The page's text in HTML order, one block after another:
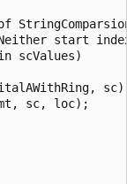
start
scValues)
sc, loc);